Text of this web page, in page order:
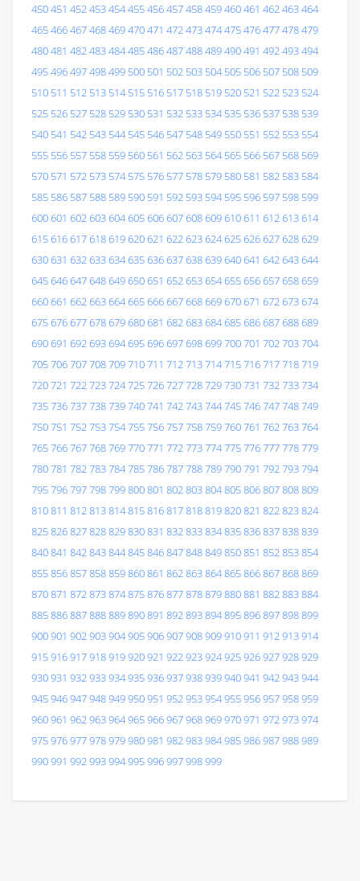
450451 452453454455456457458459460461 462463464
465466467468469470471 472473474475476477478479
480481 482483484485486487488489490491 492493494
495496497498499 500 501 502 503 504 505 506 507 508 509
510 511 512 513 514 515 516 517 518 519 520 521 522 523 524
525 526 527 528 529 530 531 532 533 534 535 536 537 538 539
540 541 542 543 544 545 546 547 548 549 550 551 552 553 554
555 556 557 558 559 560 561 562 563 564 565 566 567 568 569
570 571 572 573 574 575 576 577 578 579 580 581 582 583 584
585 586 587 588 589 590 591 592 593 594 595 596 597 598 599
600601 602603604605606607608609610611 612613614
615616617618619620621 622623624625626627628629
630631 632633634635636637638639640641 642643644
645646647648649650651 652653654655656657658659
660661 662663664665666667668669670671 672673674
675676677678679680681 682683684685686687688689
690691 692693694695696697698699700701 702703704
705706707708709710711 712713714715716717718719
720721 722723724725726727728729730731 732733734
735736737738739740741 742743744745746747748749
750751 752753754755756757758759760761 762763764
765766767768769770771 772773774775776777778779
780781 782783784785786787788789790791 792793794
795796797798799800801 802803804805806807808809
810811 812813814815816817818819820821 822823824
825826827828829830831 832833834835836837838839
840841 842843844845846847848849850851 852853854
855856857858859860861 862863864865866867868869
870871 872873874875876877878879880881 882883884
885886887888889890891 892893894895896897898899
900901 902903904905906907908909910911 912913914
915916917918919920921 922923924925926927928929
930931 932933934935936937938939940941 942943944
945946947948949950951 952953954955956957958959
960961 962963964965966967968969970971 972973974
975976977978979980981 982983984985986987988989
990991 992993994995996997998999